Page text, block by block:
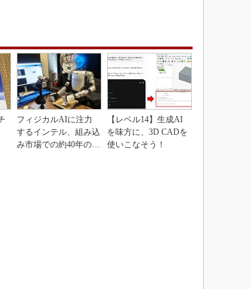
フィジカルAIに注力
するインテル、組み込
み市場での約40年の実
【レベル14】生成AI
を味方に、3D CADを
使いこなそう！